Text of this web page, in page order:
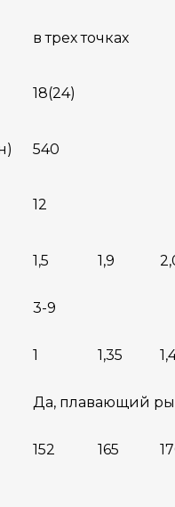
в трех точках
18(24)
540
12
1,5 1,9
3-9
1 1,35
Да, плавающий
152 165